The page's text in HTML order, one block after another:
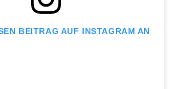
BEITRAG AUF INSTAGRAM AN